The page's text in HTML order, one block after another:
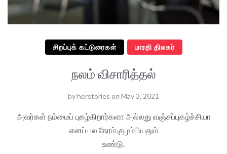
சிறப்புக் கட்டுரைகள் பாரதி திலகர்
நலம் விசாரித்தல்
byherstories on May 3, 2021
அவர்கள் நம்மைப் புகழ்கிறார்களா அல்லது வஞ்சப்புகழ்ச்சியா
எனப் பல நேரம் குழம்பியதும்
உண்டு.